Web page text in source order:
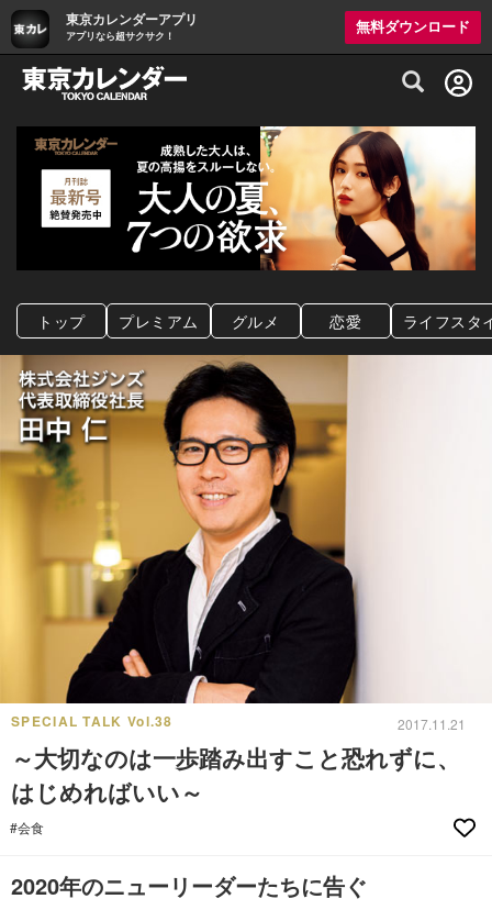
東京カレンダーアプリ
アプリなら超サクサク！
無料ダウンロード
グルメ情報・プレミアムレストラン予約
トップ プレミアム グルメ 恋愛 ライフスタ
SPECIAL TALK Vol.38 2017.11.21
～大切なのは一歩踏み出すこと恐れずに、
はじめればいい～
#会食
2020年のニューリーダーたちに告ぐ